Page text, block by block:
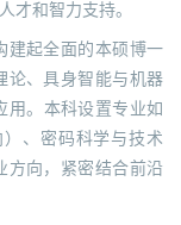
才和智力支持。
建起全面的本硕博一
论、具身智能与机器
用。本科设置专业如
、密码科学与技术
方向，紧密结合前沿